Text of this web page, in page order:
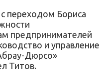
переходом Бориса
предпринимателей
и управление
Дюрсо»
Титов.